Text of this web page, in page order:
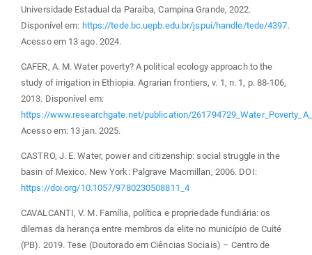
Universidade Estadual da Paraíba, Campina Grande, 2022.
Disponível em: https://tede.bc.uepb.edu.br/jspui/handle/tede/4397.
Acesso em 13 ago. 2024.
CAFER, A. M. Water poverty? A political ecology approach to the
study of irrigation in Ethiopia. Agrarian frontiers, v. 1, n. 1, p. 88-106,
2013. Disponível em:
https://www.researchgate.net/publication/
Acesso em: 13 jan. 2025.
CASTRO, J. E. Water, power and citizenship: social struggle in the
basin of Mexico. New York: Palgrave Macmillan, 2006. DOI:
https://doi.org/10.1057/9780230508811_4
CAVALCANTI, V. M. Família, política e propriedade fundiária: os
dilemas da herança entre membros da elite no município de Cuité
(PB). 2019. Tese (Doutorado em Ciências Sociais) – Centro de